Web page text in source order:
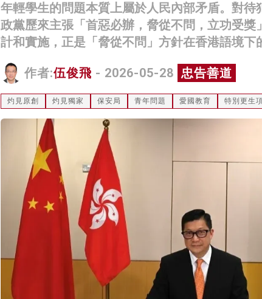
年輕學生的問題本質上屬於人民內部矛盾。對待
政黨歷來主張「首惡必辦，脅從不問，立功受
計和實施，正是「脅從不問」方針在香港語境下
作者:伍俊飛 - 2026-05-28 忠告善道
灼見原創 灼見獨家 保安局 青年問題 愛國教育 特別更生